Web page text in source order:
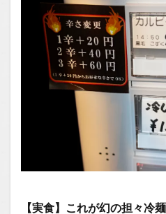
【実食】これが幻の担々冷